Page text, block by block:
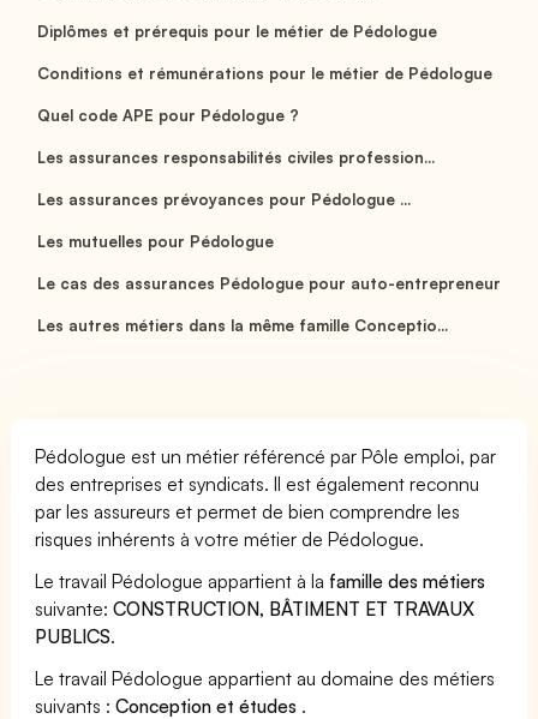
Diplômes et prérequis pour le métier de Pédologue
Conditions et rémunérations pour le métier de Pédologue
Quel code APE pour Pédologue ?
Les assurances responsabilités civiles profession...
Les assurances prévoyances pour Pédologue ...
Les mutuelles pour Pédologue
Le cas des assurances Pédologue pour auto-entrepreneur
Les autres métiers dans la même famille Conceptio...
Pédologue est un métier référencé par Pôle emploi, par
des entreprises et syndicats. Il est également reconnu
par les assureurs et permet de bien comprendre les
risques inhérents à votre métier de Pédologue.
Le travail Pédologue appartient à la famille des métiers
suivante:CONSTRUCTION, BÂTIMENT ET TRAVAUX
PUBLICS.
Le travail Pédologue appartient au domaine des métiers
suivants :Conception et études .